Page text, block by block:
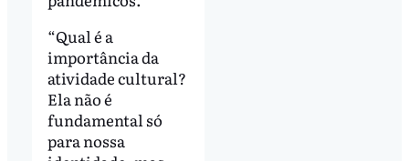
“Qual é a
importância da
atividade cultural?
Ela não é
fundamental só
para nossa